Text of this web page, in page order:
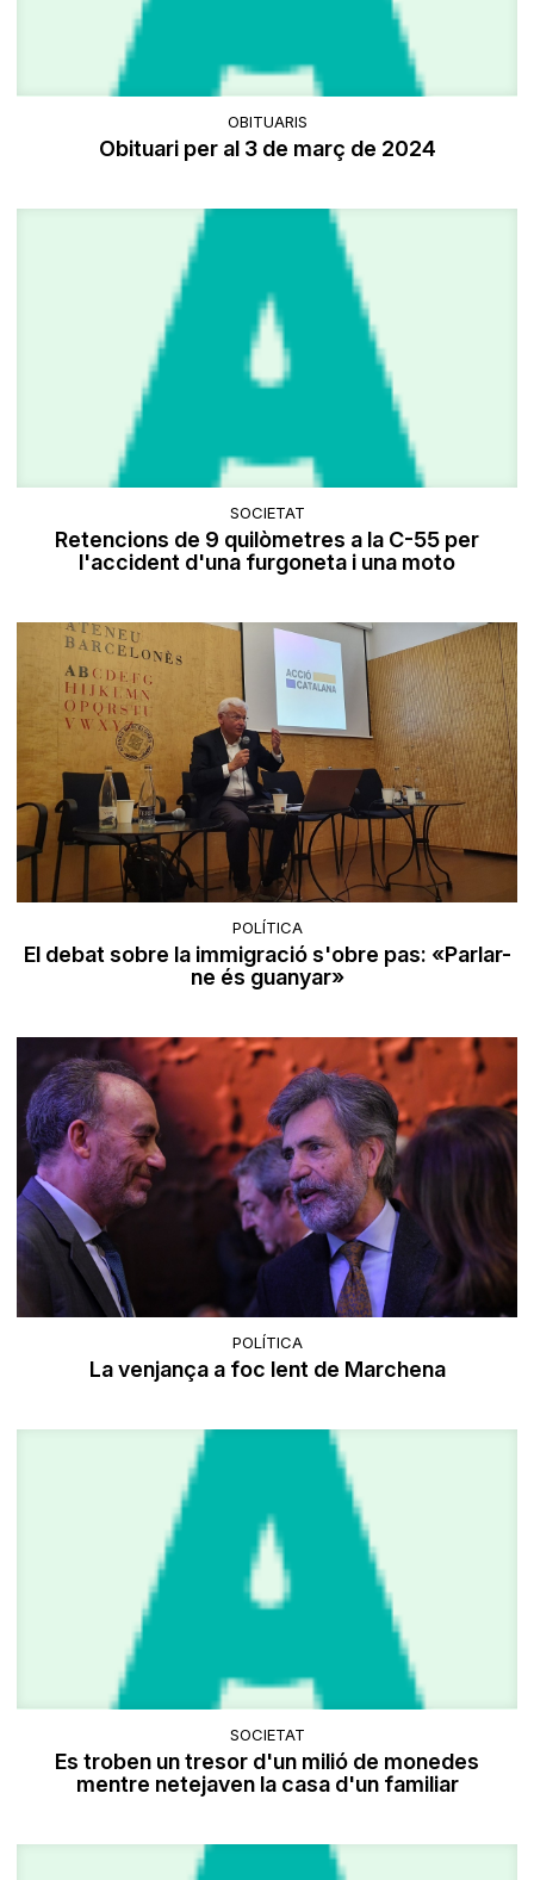
OBITUARIS
Obituari per al 3 de març de 2024
SOCIETAT
Retencions de 9 quilòmetres a la C-55 per
l'accident d'una furgoneta i una moto
POLÍTICA
El debat sobre la immigració s'obre pas: «Parlar-
ne és guanyar»
POLÍTICA
La venjança a foc lent de Marchena
SOCIETAT
Es troben un tresor d'un milió de monedes
mentre netejaven la casa d'un familiar